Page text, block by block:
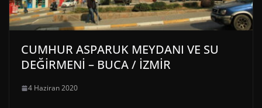
CUMHUR ASPARUK MEYDANI VE SU
DEĞİRMENİ – BUCA / İZMİR
4 Haziran 2020